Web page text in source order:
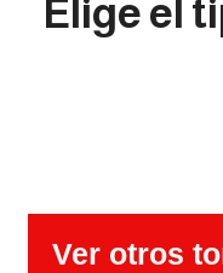
Elige el
Ver otros